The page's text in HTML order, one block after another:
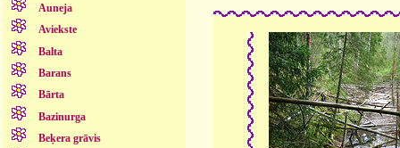
Auneja
Aviekste
Balta
Barans
Bārta
Bazinurga
Beķera grāvis